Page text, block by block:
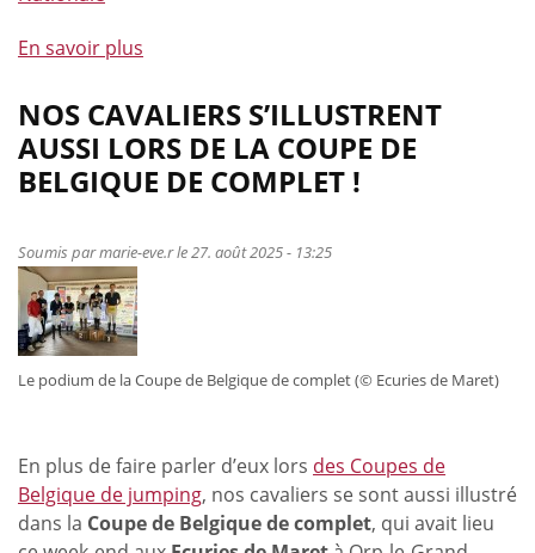
En savoir plus
de
Comme
les
pros
8)
athlètes
2
-
Travail
NOS CAVALIERS S’ILLUSTRENT
AUSSI LORS DE LA COUPE DE
BELGIQUE DE COMPLET !
Soumis parmarie-eve.rle 27. août 2025 - 13:25
Le podium de la Coupe de Belgique de complet (© Ecuries de Maret)
En plus de faire parler d’eux lors des Coupes de
Belgique de jumping, nos cavaliers se sont aussi illustré
dans la Coupe de Belgique de complet, qui avait lieu